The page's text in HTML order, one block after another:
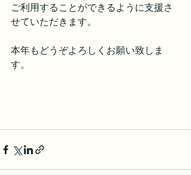
ご利用することができるように支援さ
せていただきます。
本年もどうぞよろしくお願い致しま
す。